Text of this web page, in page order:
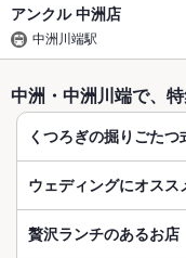
アンクル 中洲店
中洲川端駅
中洲・中洲川端で、
くつろぎの掘りごたつ
ウェディングにオスス
贅沢ランチのあるお店